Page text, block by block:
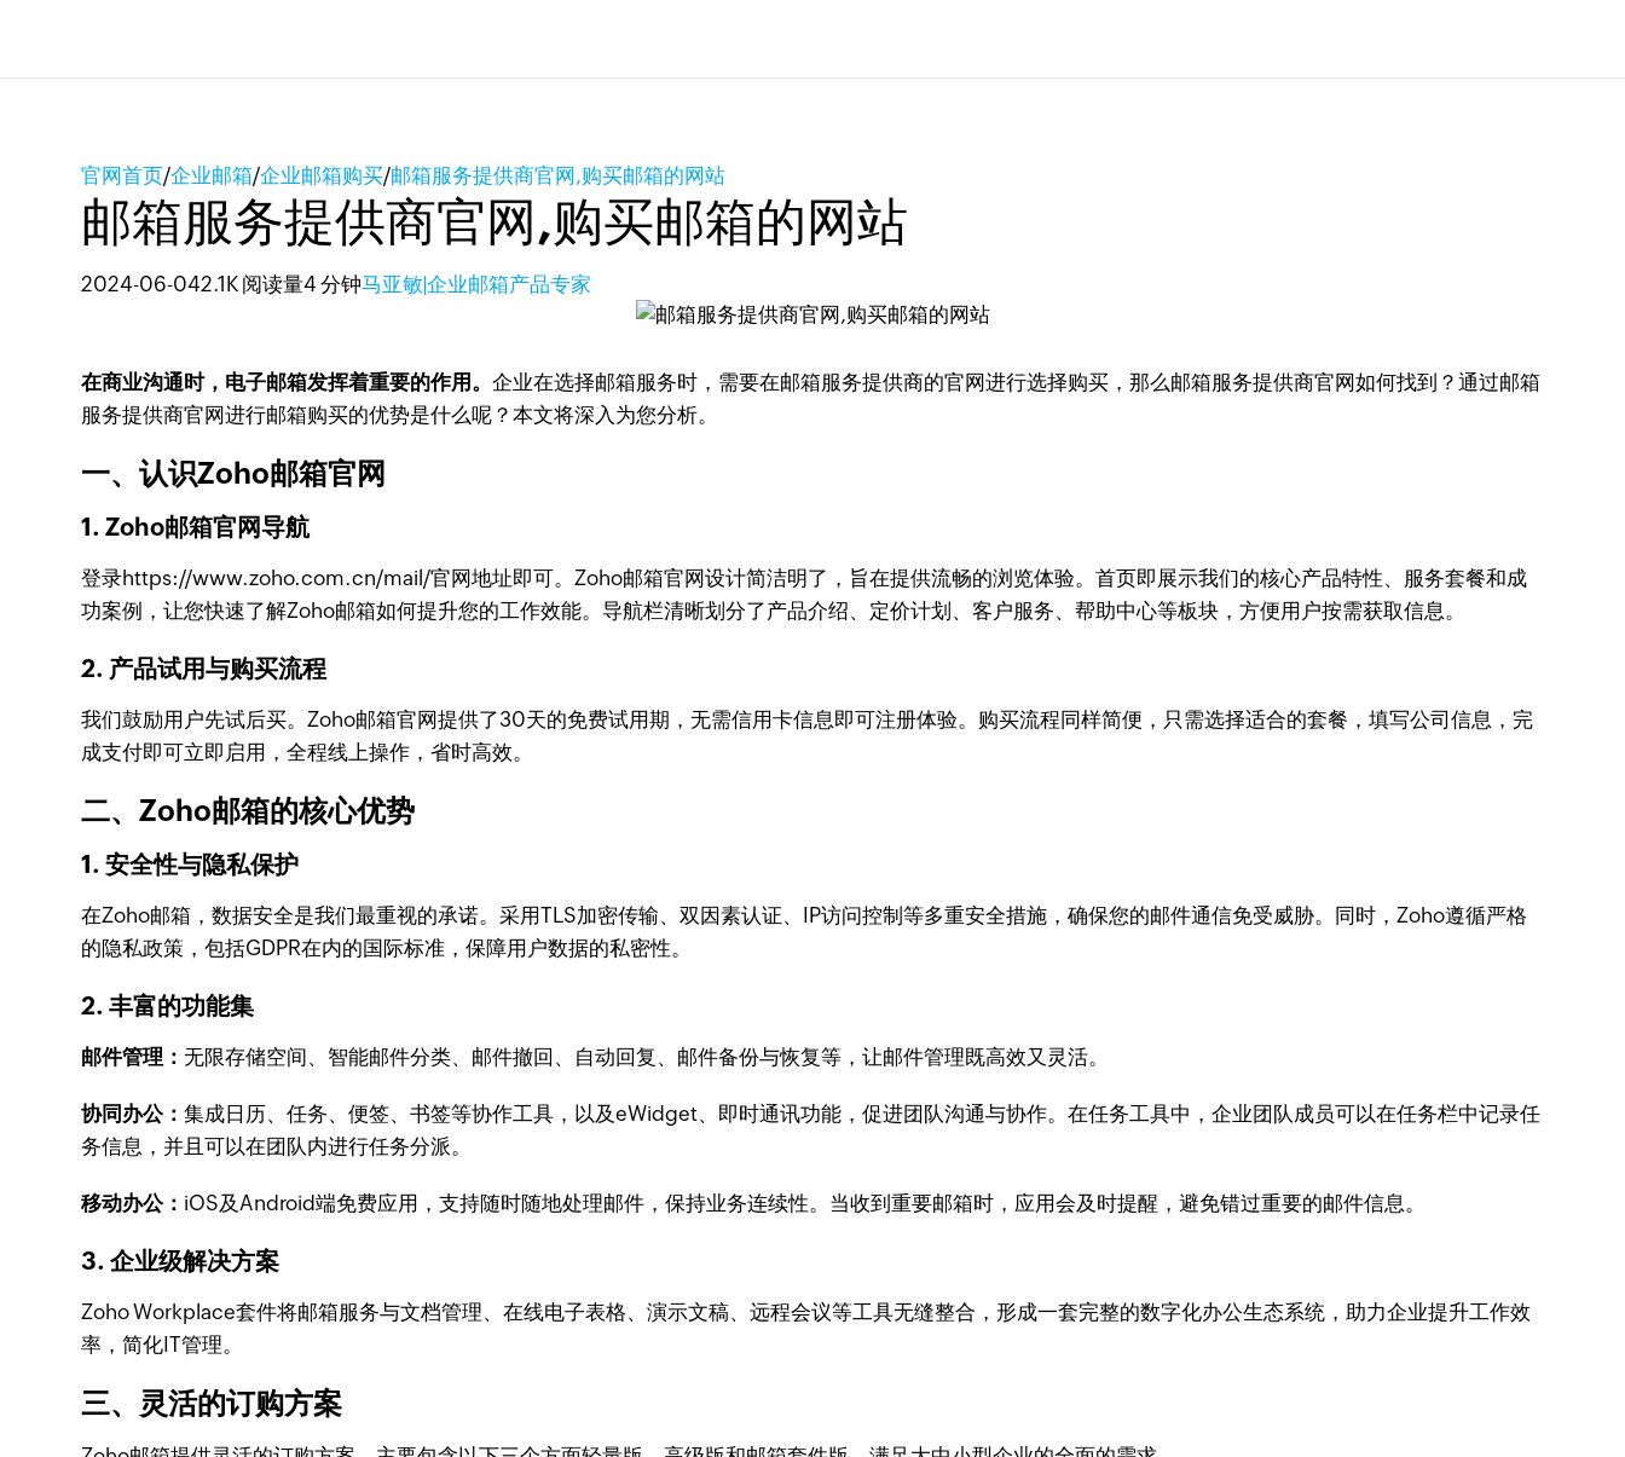
官网首页/企业邮箱/企业邮箱购买/邮箱服务提供商官网,购买邮箱的网站
邮箱服务提供商官网,购买邮箱的网站
2024-06-042.1K 阅读量4 分钟马亚敏|企业邮箱产品专家
在商业沟通时，电子邮箱发挥着重要的作用。企业在选择邮箱服务时，需要在邮箱服务提供商的官网进行选择购买，那么邮箱服务提供商官网如何找到？通过邮箱
服务提供商官网进行邮箱购买的优势是什么呢？本文将深入为您分析。
一、认识Zoho邮箱官网
1. Zoho邮箱官网导航
登录https://www.zoho.com.cn/mail/官网地址即可。Zoho邮箱官网设计简洁明了，旨在提供流畅的浏览体验。首页即展示我们的核心产品特性、服务套餐和成
功案例，让您快速了解Zoho邮箱如何提升您的工作效能。导航栏清晰划分了产品介绍、定价计划、客户服务、帮助中心等板块，方便用户按需获取信息。
2. 产品试用与购买流程
我们鼓励用户先试后买。Zoho邮箱官网提供了30天的免费试用期，无需信用卡信息即可注册体验。购买流程同样简便，只需选择适合的套餐，填写公司信息，完
成支付即可立即启用，全程线上操作，省时高效。
二、Zoho邮箱的核心优势
1. 安全性与隐私保护
在Zoho邮箱，数据安全是我们最重视的承诺。采用TLS加密传输、双因素认证、IP访问控制等多重安全措施，确保您的邮件通信免受威胁。同时，Zoho遵循严格
的隐私政策，包括GDPR在内的国际标准，保障用户数据的私密性。
2. 丰富的功能集
邮件管理：无限存储空间、智能邮件分类、邮件撤回、自动回复、邮件备份与恢复等，让邮件管理既高效又灵活。
协同办公：集成日历、任务、便签、书签等协作工具，以及eWidget、即时通讯功能，促进团队沟通与协作。在任务工具中，企业团队成员可以在任务栏中记录任
务信息，并且可以在团队内进行任务分派。
移动办公： iOS及Android端免费应用，支持随时随地处理邮件，保持业务连续性。当收到重要邮箱时，应用会及时提醒，避免错过重要的邮件信息。
3. 企业级解决方案
Zoho Workplace套件将邮箱服务与文档管理、在线电子表格、演示文稿、远程会议等工具无缝整合，形成一套完整的数字化办公生态系统，助力企业提升工作效
率，简化IT管理。
三、灵活的订购方案